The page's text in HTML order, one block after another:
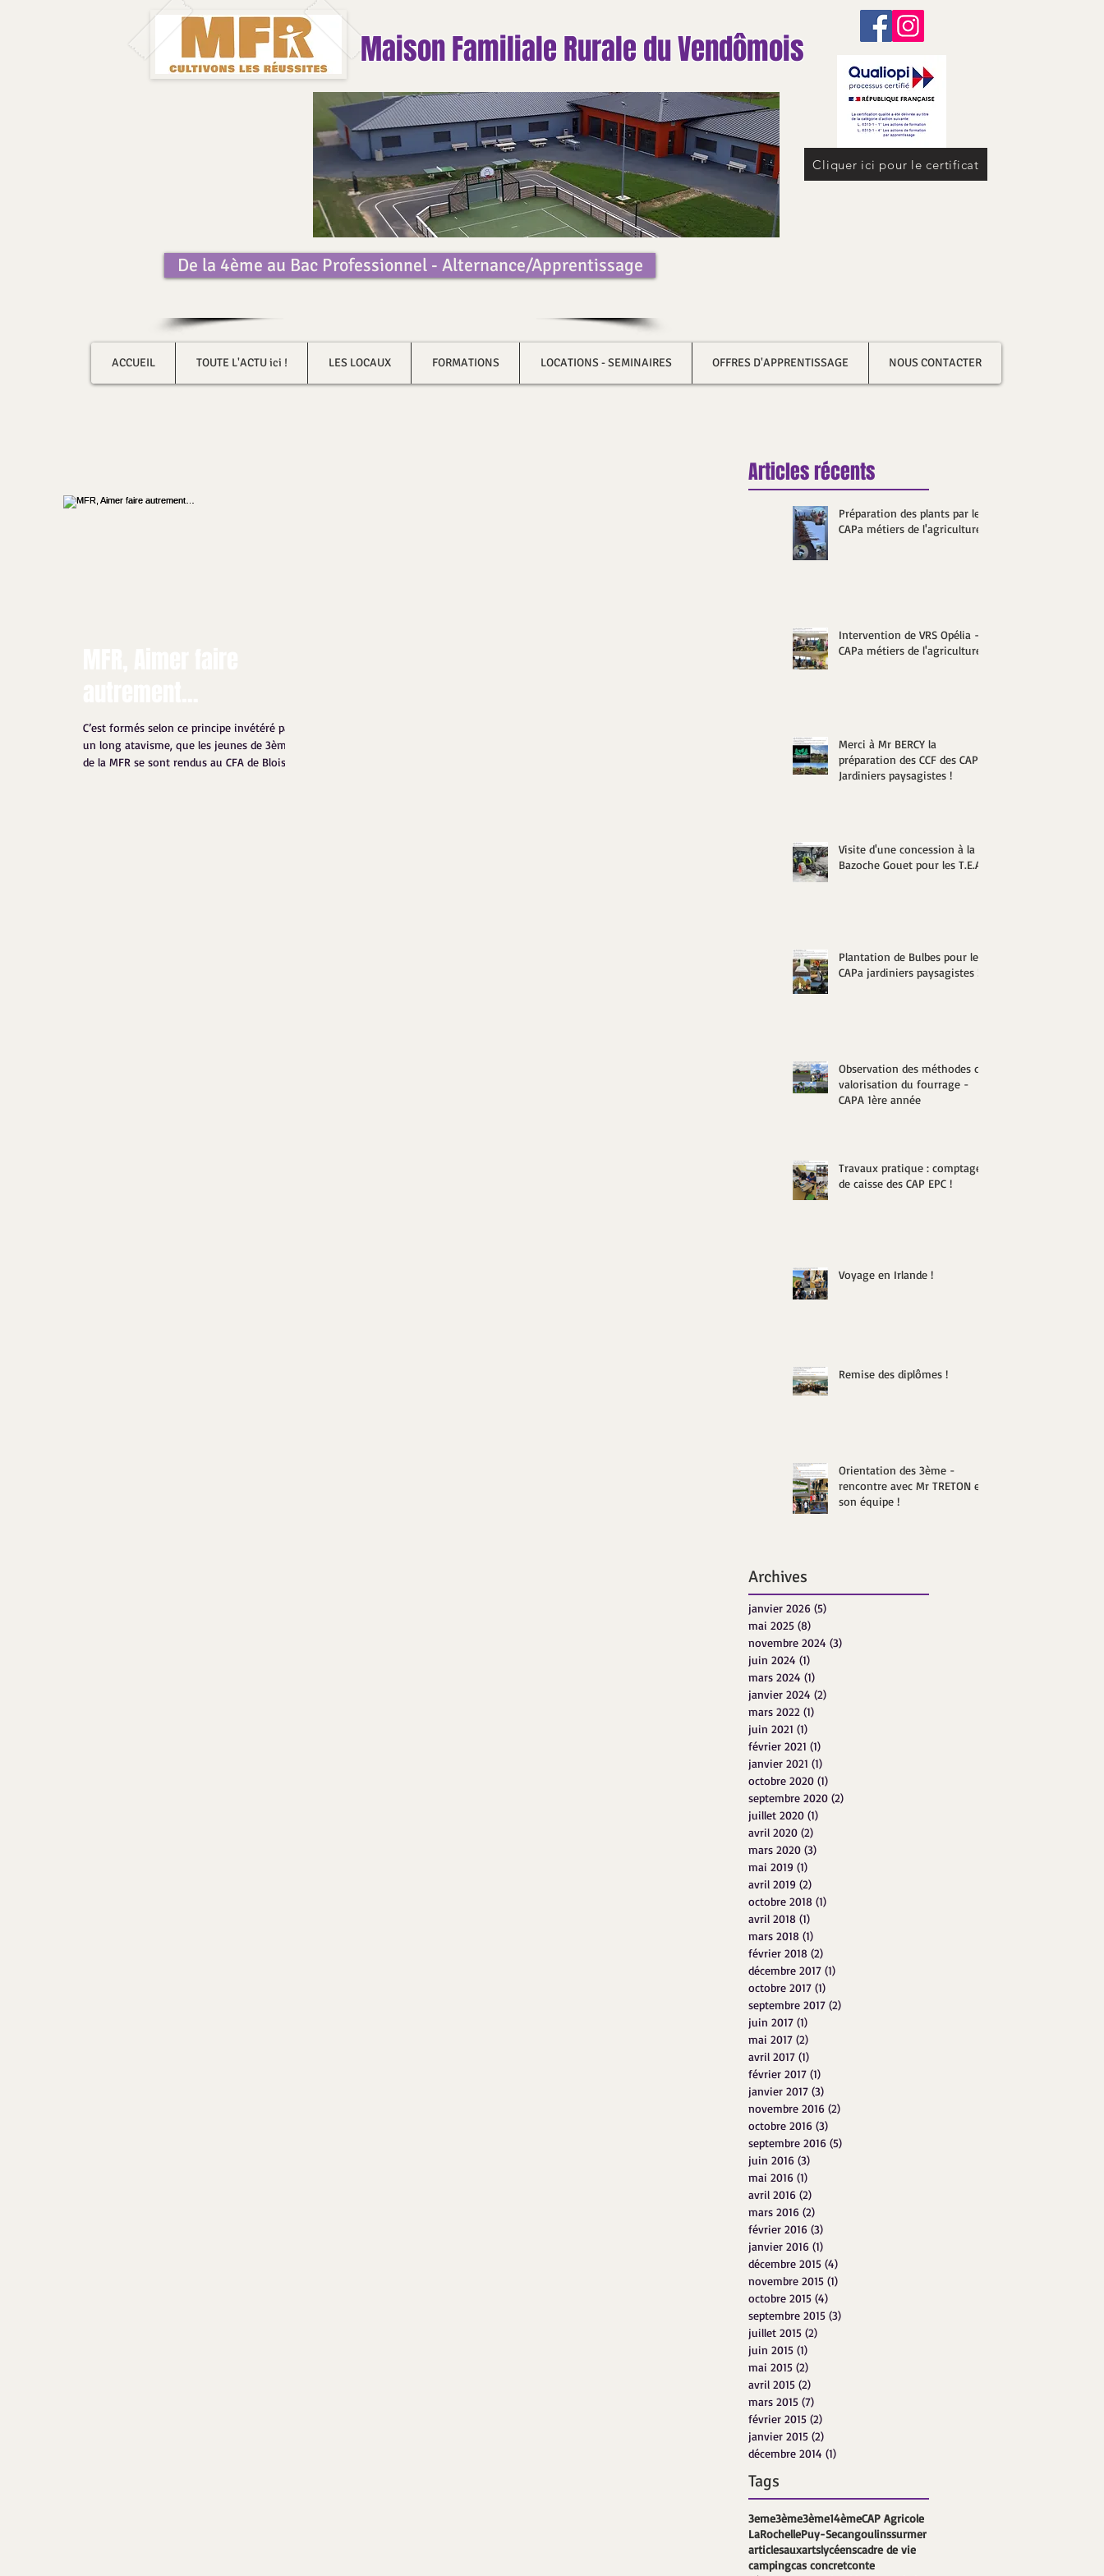
Maison Familiale Rurale du Vendômois
Cliquer ici pour le certificat
De la 4ème au Bac Professionnel - Alternance/Apprentissage
ACCUEIL TOUTE L'ACTU ici ! LES LOCAUX FORMATIONS LOCATIONS - SEMINAIRES OFFRES D'APPRENTISSAGE NOUS CONTACTER
Articles récents
C’est formés selon ce principe invétéré par
un long atavisme, que les jeunes de 3ème
de la MFR se sont rendus au CFA de Blois
Préparation des plants par les
CAPa métiers de l'agriculture
Intervention de VRS Opélia -
CAPa métiers de l'agriculture
Merci à Mr BERCY la
préparation des CCF des CAPa
Jardiniers paysagistes !
Visite d'une concession à la
Bazoche Gouet pour les T.E.A.
Plantation de Bulbes pour les
CAPa jardiniers paysagistes !
Observation des méthodes de
valorisation du fourrage -
CAPA 1ère année
Travaux pratique : comptage
de caisse des CAP EPC !
Voyage en Irlande !
Remise des diplômes !
Orientation des 3ème -
rencontre avec Mr TRETON et
son équipe !
Archives
janvier 2026 (5)
mai 2025 (8)
novembre 2024 (3)
juin 2024 (1)
mars 2024 (1)
janvier 2024 (2)
mars 2022 (1)
juin 2021 (1)
février 2021 (1)
janvier 2021 (1)
octobre 2020 (1)
septembre 2020 (2)
juillet 2020 (1)
avril 2020 (2)
mars 2020 (3)
mai 2019 (1)
avril 2019 (2)
octobre 2018 (1)
avril 2018 (1)
mars 2018 (1)
février 2018 (2)
décembre 2017 (1)
octobre 2017 (1)
septembre 2017 (2)
juin 2017 (1)
mai 2017 (2)
avril 2017 (1)
février 2017 (1)
janvier 2017 (3)
novembre 2016 (2)
octobre 2016 (3)
septembre 2016 (5)
juin 2016 (3)
mai 2016 (1)
avril 2016 (2)
mars 2016 (2)
février 2016 (3)
janvier 2016 (1)
décembre 2015 (4)
novembre 2015 (1)
octobre 2015 (4)
septembre 2015 (3)
juillet 2015 (2)
juin 2015 (1)
mai 2015 (2)
avril 2015 (2)
mars 2015 (7)
février 2015 (2)
janvier 2015 (2)
décembre 2014 (1)
Tags
3eme3ème3ème14èmeCAP Agricole
LaRochellePuy-Secangoulinssurmer
articlesauxartslycéenscadre de vie
campingcas concretconte